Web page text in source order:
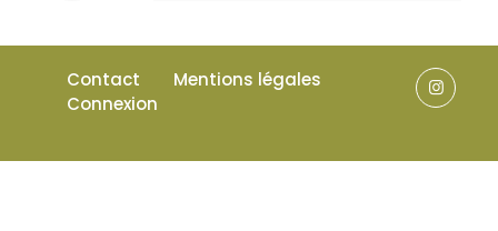
Contact
Mentions légales
Connexion